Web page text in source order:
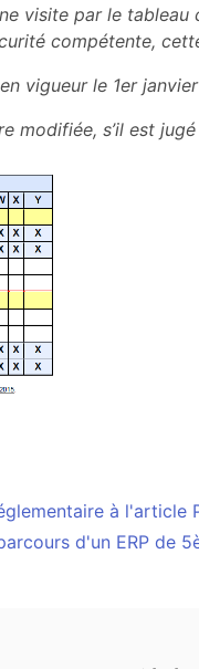
visite par le
compétente,
vigueur le 1er
modifiée, s’il est
à l'article
d'un ERP de